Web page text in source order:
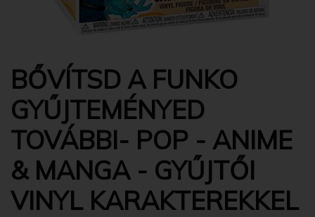
BŐVÍTSD A FUNKO
GYŰJTEMÉNYED
TOVÁBBI- POP - ANIME
& MANGA - GYŰJTŐI
VINYL KARAKTEREKKEL